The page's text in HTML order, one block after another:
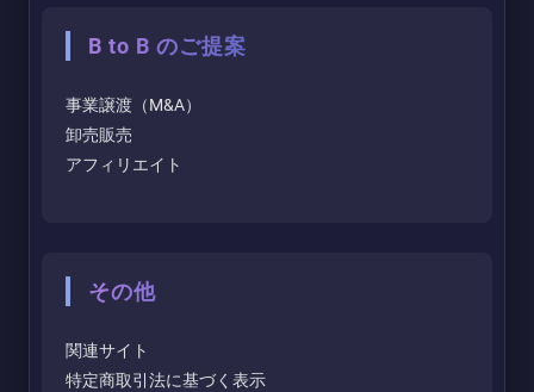
B to B のご提案
事業譲渡（M&A）
卸売販売
アフィリエイト
その他
関連サイト
特定商取引法に基づく表示